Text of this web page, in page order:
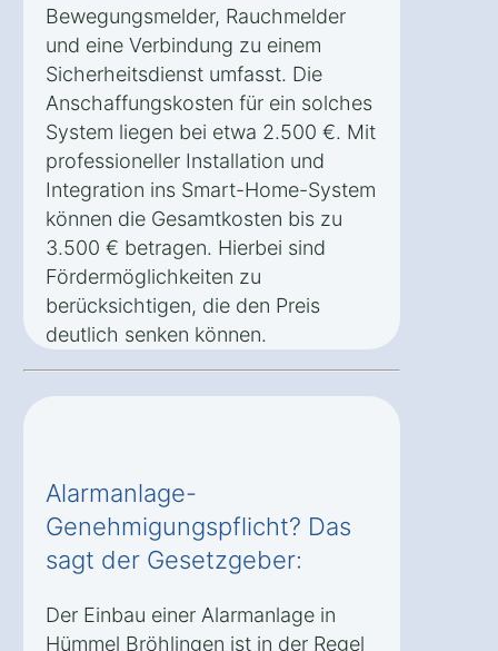
Bewegungsmelder, Rauchmelder
und eine Verbindung zu einem
Sicherheitsdienst umfasst. Die
Anschaffungskosten für ein solches
System liegen bei etwa 2.500 €. Mit
professioneller Installation und
Integration ins Smart-Home-System
können die Gesamtkosten bis zu
3.500 € betragen. Hierbei sind
Fördermöglichkeiten zu
berücksichtigen, die den Preis
deutlich senken können.
Alarmanlage-
Genehmigungspflicht? Das
sagt der Gesetzgeber:
Der Einbau einer Alarmanlage in
Hümmel Bröhlingen ist in der Regel